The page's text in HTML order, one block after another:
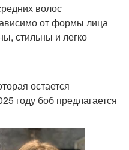
волос
от формы лица
стильны и легко
остается
году боб предлагается